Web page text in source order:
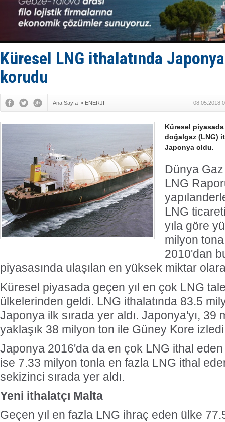
Rusya,
Enejota
Denizcilik
‘14.
TÜRKLİM
Küresel LNG ithalatında
korudu
Ana Sayfa » ENERJİ 08.05.2018
Küresel piyasada
doğalgaz (LNG)
Japonya oldu.
Dünya
LNG
LNG
yıla göre
milyon
2010'dan
piyasasında ulaşılan en yüksek miktar
Küresel piyasada geçen yıl en çok LNG
ülkelerinden geldi. LNG ithalatında 83.5
Japonya ilk sırada yer aldı. Japonya'yı, 39
yaklaşık 38 milyon ton ile Güney Kore
Japonya 2016'da da en çok LNG ithal
ise 7.33 milyon tonla en fazla LNG ithal
sekizinci sırada yer aldı.
Yeni ithalatçı Malta
Geçen yıl en fazla LNG ihraç eden ülke